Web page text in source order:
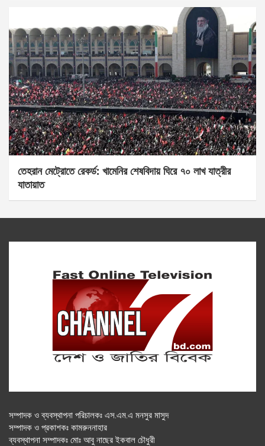
তেহরান মেট্রোতে রেকর্ড: খামেনির শেষবিদায় ঘিরে ৭০ লাখ যাত্রীর
যাতায়াত
সম্পাদক ও ব্যবস্থাপনা পরিচালকঃ এস.এম.এ মনসুর মাসুদ
সম্পাদক ও প্রকাশকঃ কামরুননাহার
ব্যবস্থাপনা সম্পাদকঃ মোঃ আবু নাছের ইকবাল চৌধুরী